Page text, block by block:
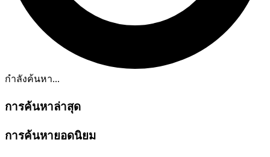
กำลังค้นหา...
การค้นหาล่าสุด
การค้นหายอดนิยม